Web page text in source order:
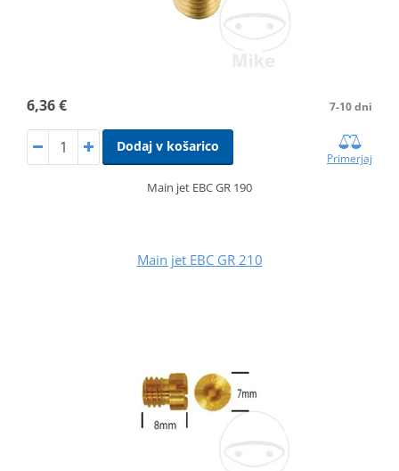
6,36 € 7-10 dni
Dodaj v košarico
Primerjaj
Main jet EBC GR 190
Main jet EBC GR 210